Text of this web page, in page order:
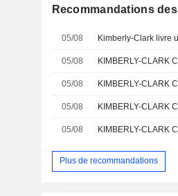
Recommandations
05/08
05/08
05/08
05/08
05/08 KIMBERLY-CLARK
Plus de recommandations